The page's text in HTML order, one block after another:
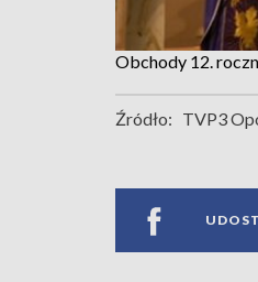
Obchody 12.
Źródło: TVP3